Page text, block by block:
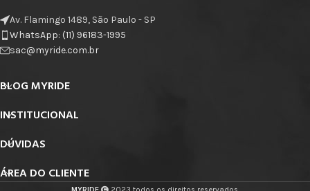
Av. Flamingo 1489, São Paulo - SP
WhatsApp: (11) 96183-1995
sac@myride.com.br
BLOG MYRIDE
INSTITUCIONAL
DÚVIDAS
ÁREA DO CLIENTE